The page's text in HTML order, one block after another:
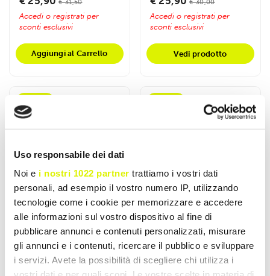
Uso responsabile dei dati
Noi e i nostri 1022 partner trattiamo i vostri dati
personali, ad esempio il vostro numero IP, utilizzando
tecnologie come i cookie per memorizzare e accedere
alle informazioni sul vostro dispositivo al fine di
pubblicare annunci e contenuti personalizzati, misurare
gli annunci e i contenuti, ricercare il pubblico e sviluppare
i servizi. Avete la possibilità di scegliere chi utilizza i
€ 31,50
Accedi o registrati per
sconti esclusivi
Aggiungi al Carrello
€ 30,00
Accedi o registrati per
sconti esclusivi
Vedi prodotto
NET INTEGRATORI NET INTEGRATORI